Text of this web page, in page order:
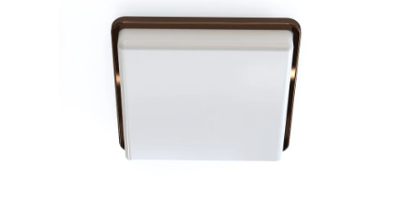
hviezdičiek.